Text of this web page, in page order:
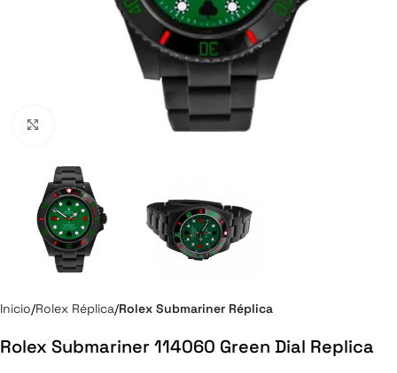
Inicio Rolex Réplica Rolex Submariner Réplica
Rolex Submariner 114060 Green Dial Replica